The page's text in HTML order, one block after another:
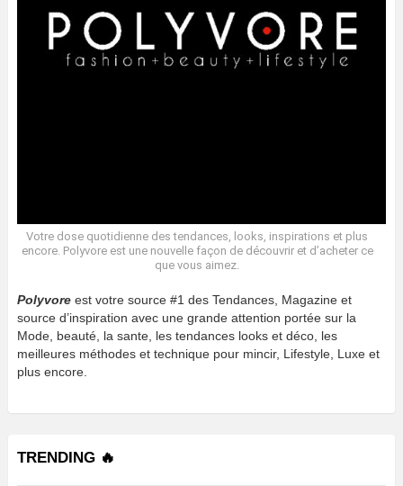
Votre dose quotidienne des tendances, looks, inspirations et plus
encore. Polyvore est une nouvelle façon de découvrir et d’acheter ce
que vous aimez.
Polyvore est votre source #1 des Tendances, Magazine et
source d’inspiration avec une grande attention portée sur la
Mode, beauté, la sante, les tendances looks et déco, les
meilleures méthodes et technique pour mincir, Lifestyle, Luxe et
plus encore.
TRENDING 🔥